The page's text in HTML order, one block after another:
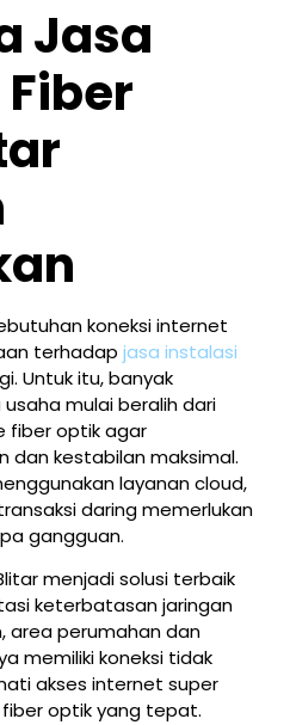
Jasa
koneksi internet
terhadap jasa instalasi
Untuk itu, banyak
mulai beralih dari
fiber optik agar
kestabilan maksimal.
layanan cloud,
daring memerlukan
gangguan.
menjadi solusi terbaik
keterbatasan jaringan
area perumahan dan
memiliki koneksi tidak
akses internet super
optik yang tepat.